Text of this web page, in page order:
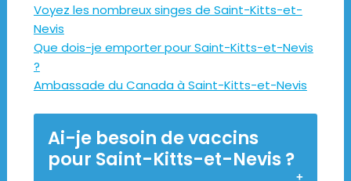
Voyez les nombreux singes de Saint-Kitts-et-
Nevis
Que dois-je emporter pour Saint-Kitts-et-Nevis
?
Ambassade du Canada à Saint-Kitts-et-Nevis
Ai-je besoin de vaccins
pour Saint-Kitts-et-Nevis ?